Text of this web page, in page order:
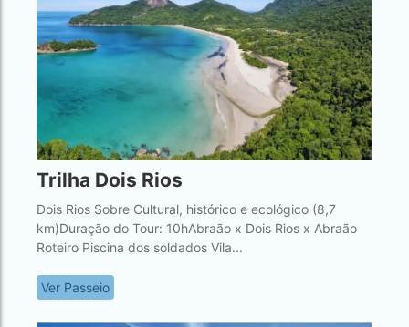
Trilha Dois Rios
Dois Rios Sobre Cultural, histórico e ecológico (8,7
km)Duração do Tour: 10hAbraão x Dois Rios x Abraão
Roteiro Piscina dos soldados Vila...
Ver Passeio